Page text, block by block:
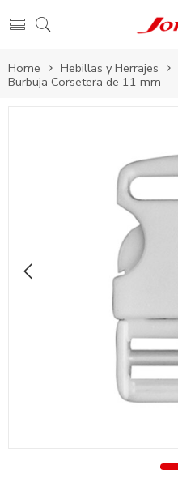
Home Hebillas y Herrajes
Burbuja Corsetera de 11 mm